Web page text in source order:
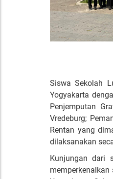
Siswa Sekolah
Yogyakarta
Penjemputan
Vredeburg;
Rentan yang
dilaksanakan
Kunjungan dari